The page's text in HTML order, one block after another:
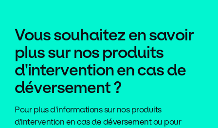
Vous souhaitez en savoir
plus sur nos produits
d'intervention en cas de
déversement ?
Pour plus d'informations sur nos produits
d'intervention en cas de déversement ou pour